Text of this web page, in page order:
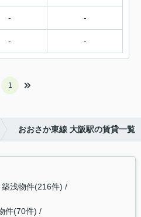
- -
- -
1
おおさか東線 大阪駅の賃貸一覧
浅物件(216件)
件(70件)